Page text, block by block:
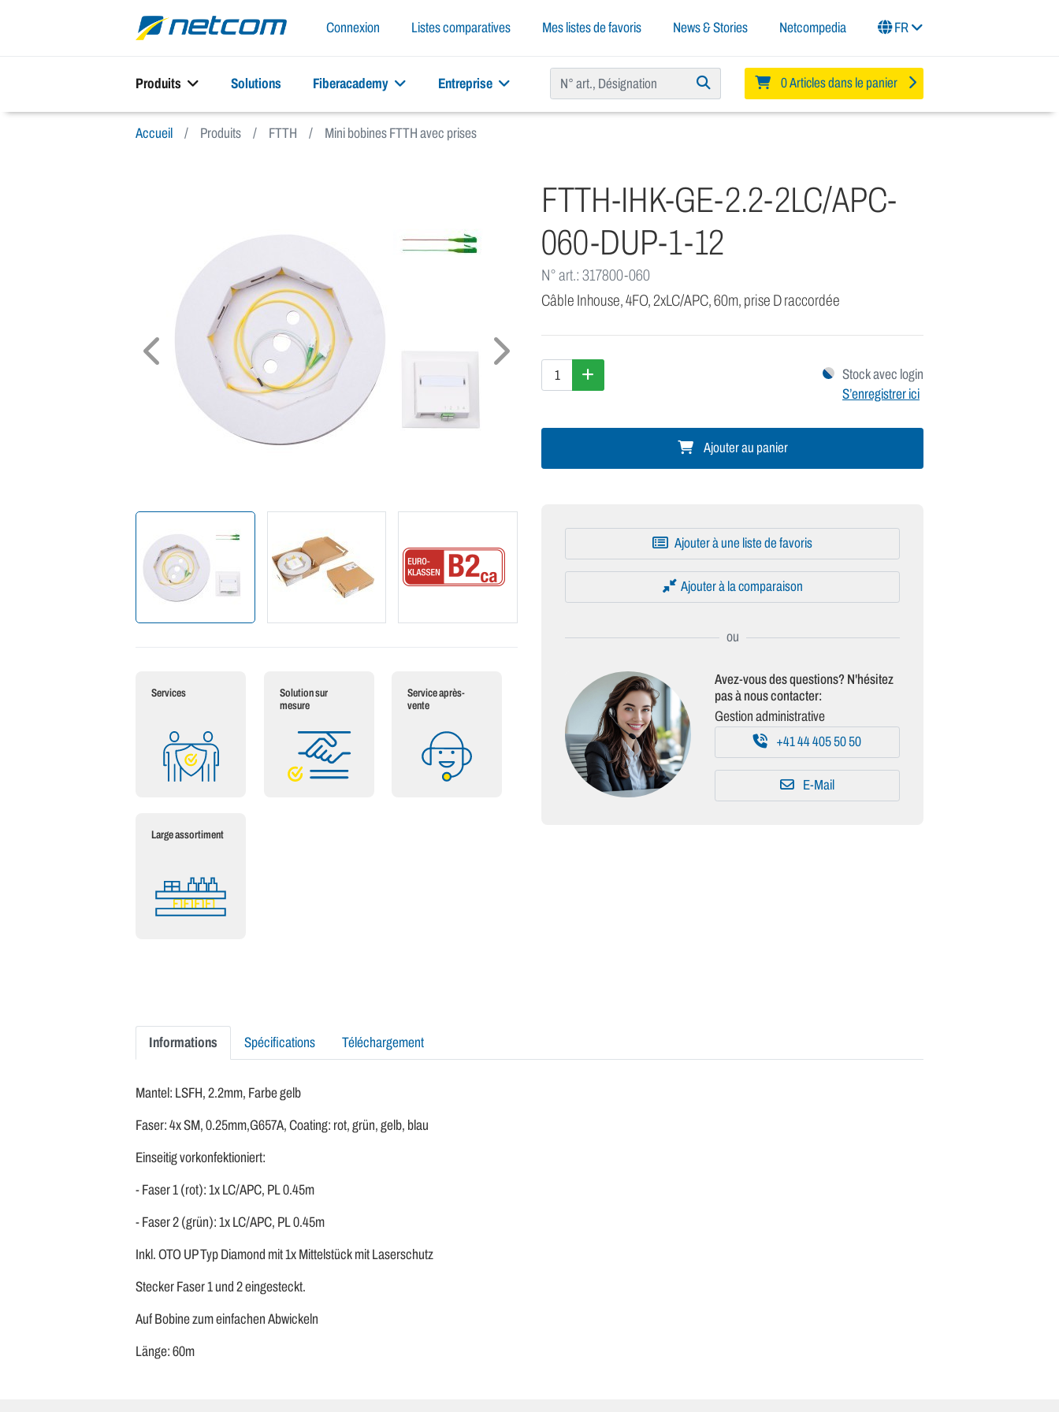
Connexion Listes comparatives Mes listes de favoris News & Stories Netcompedia FR
Produits Solutions Fiberacademy Entreprise 0 Articles dans le panier
Accueil Produits FTTH Mini bobines FTTH avec prises
Services
Solution sur
mesure
Service après-
vente
Large assortiment
FTTH-IHK-GE-2.2-2LC/APC-
060-DUP-1-12
N° art.: 317800-060
Câble Inhouse, 4FO, 2xLC/APC, 60m, prise D raccordée
Stock avec login
S’enregistrer ici
Ajouter au panier
Ajouter à une liste de favoris
Ajouter à la comparaison
Avez-vous des questions? N'hésitez
pas à nous contacter:
Gestion administrative
+41 44 405 50 50
E-Mail
Informations Spécifications Téléchargement
Mantel: LSFH, 2.2mm, Farbe gelb
Faser: 4x SM, 0.25mm,G657A, Coating: rot, grün, gelb, blau
Einseitig vorkonfektioniert:
- Faser 1 (rot): 1x LC/APC, PL 0.45m
- Faser 2 (grün): 1x LC/APC, PL 0.45m
Inkl. OTO UP Typ Diamond mit 1x Mittelstück mit Laserschutz
Stecker Faser 1 und 2 eingesteckt.
Auf Bobine zum einfachen Abwickeln
Länge: 60m